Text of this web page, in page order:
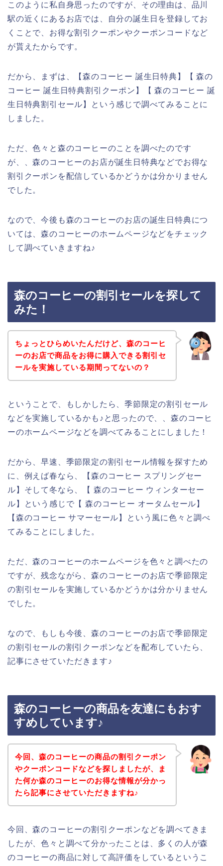
このように私自身思ったのですが、その理由は、品川
駅の近くにあるお店では、自分の誕生日を登録してお
くことで、お得な割引クーポンやクーポンコードなど
が貰えたからです。
だから、まずは、【森のコーヒー 誕生日特典】【 森の
コーヒー 誕生日特典割引クーポン】【 森のコーヒー 誕
生日特典割引セール】という感じで調べてみることに
しました。
ただ、色々と森のコーヒーのことを調べたのです
が、、森のコーヒーのお店が誕生日特典などでお得な
割引クーポンを配信しているかどうかは分かりません
でした。
なので、今後も森のコーヒーのお店の誕生日特典につ
いては、森のコーヒーのホームページなどをチェック
して調べていきますね♪
森のコーヒーの割引セールを探して
みた！
ちょっとひらめいたんだけど、森のコーヒ
ーのお店で商品をお得に購入できる割引セ
ールを実施している期間ってないの？
ということで、もしかしたら、季節限定の割引セール
などを実施しているかも♪と思ったので、、森のコーヒ
ーのホームページなどを調べてみることにしました！
だから、早速、季節限定の割引セール情報を探すため
に、例えば春なら、【森のコーヒー スプリングセー
ル】そして冬なら、【 森のコーヒー ウィンターセー
ル】という感じで【 森のコーヒー オータムセール】
【森のコーヒー サマーセール】という風に色々と調べ
てみることにしました。
ただ、森のコーヒーのホームページを色々と調べたの
ですが、残念ながら、森のコーヒーのお店で季節限定
の割引セールを実施しているかどうかは分かりません
でした。
なので、もしも今後、森のコーヒーのお店で季節限定
の割引セールの割引クーポンなどを配布していたら、
記事にさせていただきます♪
森のコーヒーの商品を友達にもおす
すめしています♪
今回、森のコーヒーの商品の割引クーポン
やクーポンコードなどを探しましたが、ま
た何か森のコーヒーのお得な情報が分かっ
たら記事にさせていただきますね♪
今回、森のコーヒーの割引クーポンなどを調べてきま
したが、色々と調べて分かったことは、多くの人が森
のコーヒーの商品に対して高評価をしているというこ